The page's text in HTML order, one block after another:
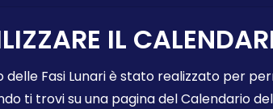
IL
delle Fasi Lunari è stato realizzato per
ti trovi su una pagina del Calendario